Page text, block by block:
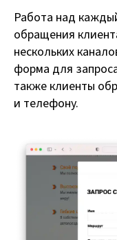
Работа над
обращения
нескольких
форма для
также клиенты
и телефону.